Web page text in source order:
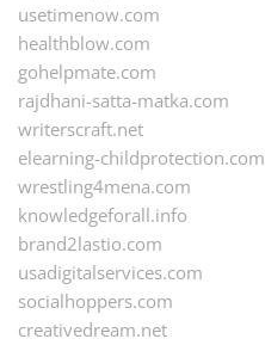
usetimenow.com
healthblow.com
gohelpmate.com
rajdhani-satta-matka.com
writerscraft.net
elearning-childprotection.com
wrestling4mena.com
knowledgeforall.info
brand2lastio.com
usadigitalservices.com
socialhoppers.com
creativedream.net